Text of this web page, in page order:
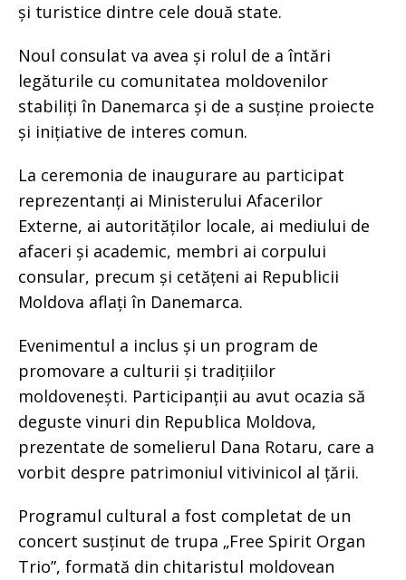
și turistice dintre cele două state.
Noul consulat va avea și rolul de a întări
legăturile cu comunitatea moldovenilor
stabiliți în Danemarca și de a susține proiecte
și inițiative de interes comun.
La ceremonia de inaugurare au participat
reprezentanți ai Ministerului Afacerilor
Externe, ai autorităților locale, ai mediului de
afaceri și academic, membri ai corpului
consular, precum și cetățeni ai Republicii
Moldova aflați în Danemarca.
Evenimentul a inclus și un program de
promovare a culturii și tradițiilor
moldovenești. Participanții au avut ocazia să
deguste vinuri din Republica Moldova,
prezentate de somelierul Dana Rotaru, care a
vorbit despre patrimoniul vitivinicol al țării.
Programul cultural a fost completat de un
concert susținut de trupa „Free Spirit Organ
Trio”, formată din chitaristul moldovean